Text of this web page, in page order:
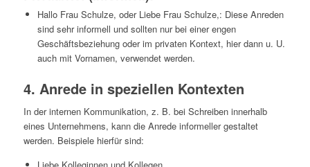
Hallo Frau Schulze, oder Liebe Frau Schulze,: Diese Anreden
sind sehr informell und sollten nur bei einer engen
Geschäftsbeziehung oder im privaten Kontext, hier dann u. U.
auch mit Vornamen, verwendet werden.
4. Anrede in speziellen Kontexten
In der internen Kommunikation, z. B. bei Schreiben innerhalb
eines Unternehmens, kann die Anrede informeller gestaltet
werden. Beispiele hierfür sind: